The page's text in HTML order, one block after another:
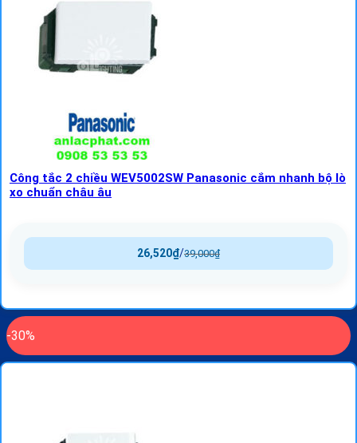
Công tắc 2 chiều WEV5002SW Panasonic cắm nhanh bộ lò
xo chuẩn châu âu
39,000₫
/
26,520₫
-30%